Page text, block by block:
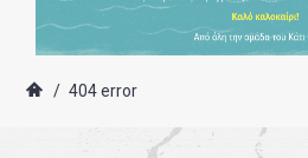
/ 404 error